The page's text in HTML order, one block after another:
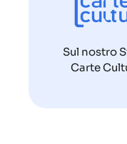
Sul nostro
Carte